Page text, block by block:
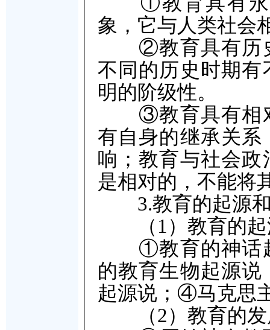
象，它与人类社会
②教育具有历史
不同的历史时期
明的阶级性。
③教育具有相对
有自身的继承关
响；教育与社会
是相对的，不能将
3.教育的起源
（1）教育的起
①教育的神话起
的教育生物起源
起源说；④马克思
（2）教育的发